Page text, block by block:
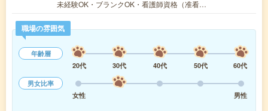
未経験OK・ブランクOK・看護師資格（准看…
職場の雰囲気
年齢層
20代
30代 40代 50代
60代
男女比率
女性
男性